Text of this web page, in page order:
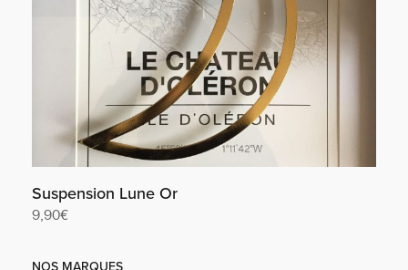
Suspension Lune Or
9,90€
NOS MARQUES